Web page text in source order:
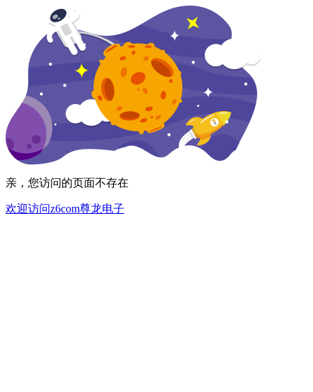
亲，您访问的页面不存在
欢迎访问z6com尊龙电子